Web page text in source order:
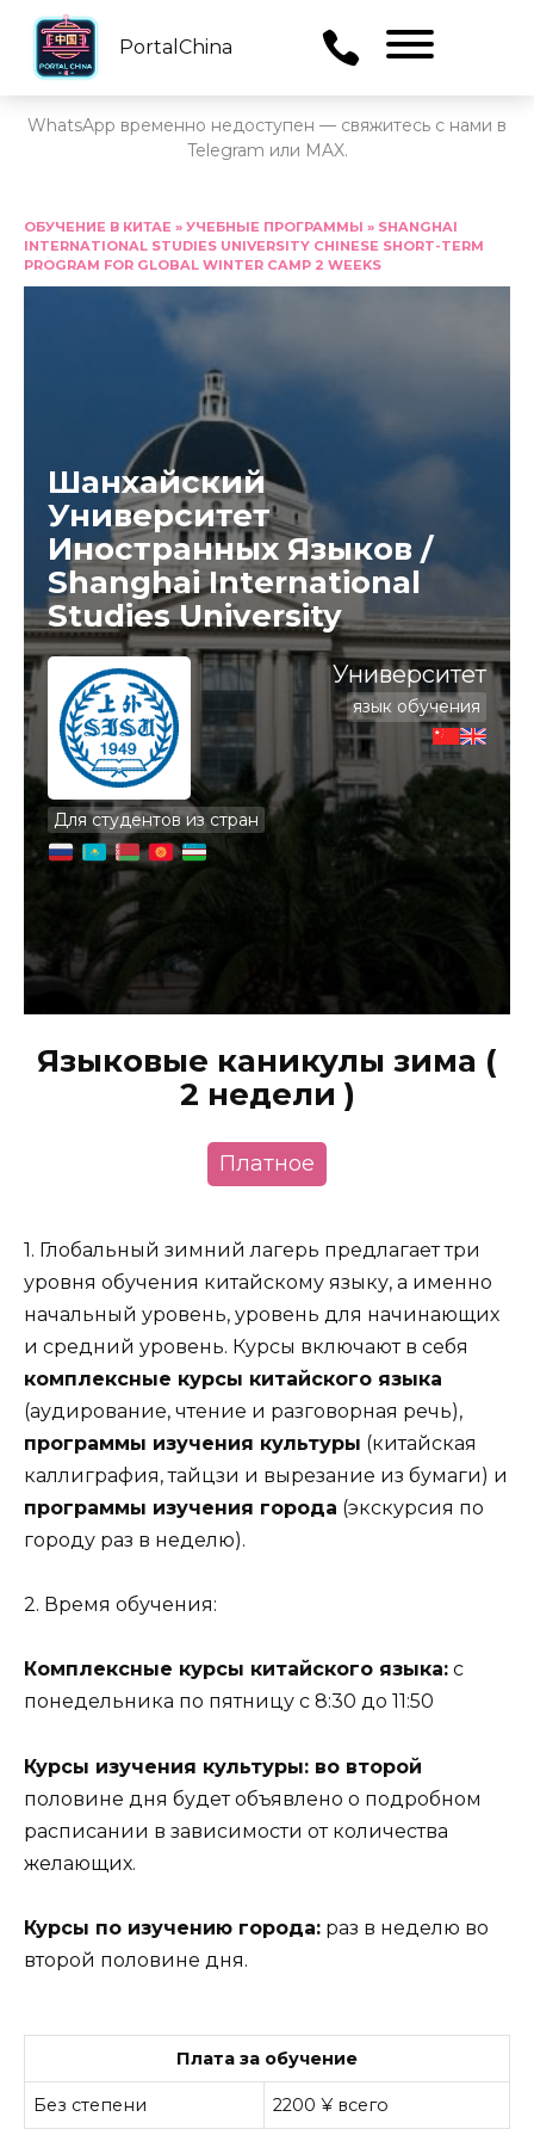
PortalChina
WhatsApp временно недоступен — свяжитесь с нами в
Telegram или MAX.
содержанию
ОБУЧЕНИЕ В КИТАЕ » УЧЕБНЫЕ ПРОГРАММЫ » SHANGHAI
INTERNATIONAL STUDIES UNIVERSITY CHINESE SHORT-TERM
PROGRAM FOR GLOBAL WINTER CAMP 2 WEEKS
Шанхайский
Университет
Иностранных Языков /
Shanghai International
Studies University
Для студентов из стран
Университет
язык обучения
Языковые каникулы зима (
2 недели )
Платное
1. Глобальный зимний лагерь предлагает три
уровня обучения китайскому языку, а именно
начальный уровень, уровень для начинающих
и средний уровень. Курсы включают в себя
комплексные курсы китайского языка
(аудирование, чтение и разговорная речь),
программы изучения культуры (китайская
каллиграфия, тайцзи и вырезание из бумаги) и
программы изучения города (экскурсия по
городу раз в неделю).
2. Время обучения:
Комплексные курсы китайского языка: с
понедельника по пятницу с 8:30 до 11:50
Курсы изучения культуры: во второй
половине дня будет объявлено о подробном
расписании в зависимости от количества
желающих.
Курсы по изучению города: раз в неделю во
второй половине дня.
Плата за обучение
Без степени 2200 ¥ всего